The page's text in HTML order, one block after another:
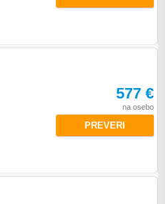
577 €
na osebo
PREVERI